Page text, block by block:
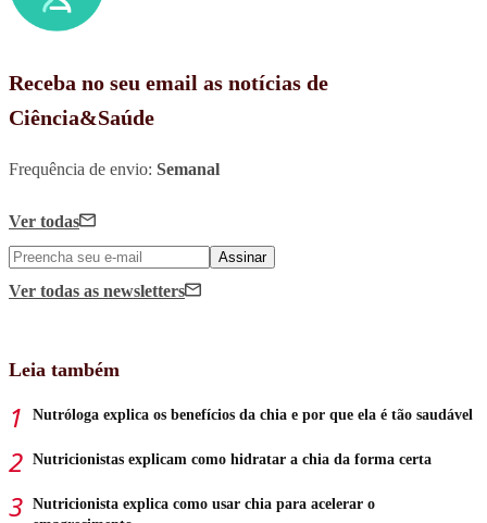
Receba no seu email as notícias de
Ciência&Saúde
Frequência de envio: Semanal
Ver todas
Assinar
Ver todas as newsletters
Leia também
Nutróloga explica os benefícios da chia e por que ela é tão saudável
Nutricionistas explicam como hidratar a chia da forma certa
Nutricionista explica como usar chia para acelerar o